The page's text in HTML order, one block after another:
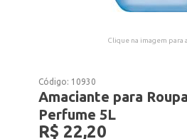
Clique na imagem para
Código: 10930
Amaciante para
Perfume 5L
R$ 22,20